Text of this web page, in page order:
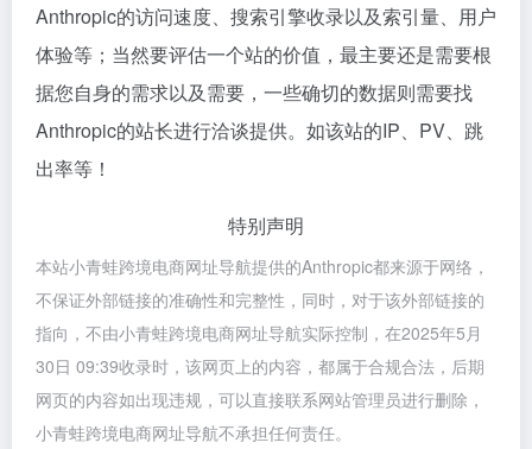
Anthropic的访问速度、搜索引擎收录以及索引量、用户
体验等；当然要评估一个站的价值，最主要还是需要根
据您自身的需求以及需要，一些确切的数据则需要找
Anthropic的站长进行洽谈提供。如该站的IP、PV、跳
出率等！
特别声明
本站小青蛙跨境电商网址导航提供的Anthropic都来源于网络，
不保证外部链接的准确性和完整性，同时，对于该外部链接的
指向，不由小青蛙跨境电商网址导航实际控制，在2025年5月
30日 09:39收录时，该网页上的内容，都属于合规合法，后期
网页的内容如出现违规，可以直接联系网站管理员进行删除，
小青蛙跨境电商网址导航不承担任何责任。